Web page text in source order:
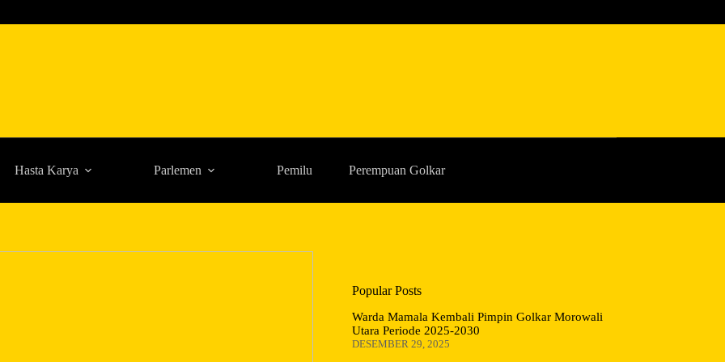
Hasta Karya Parlemen Pemilu Perempuan Golkar
Popular Posts
Warda Mamala Kembali Pimpin Golkar Morowali
Utara Periode 2025-2030
DESEMBER 29, 2025